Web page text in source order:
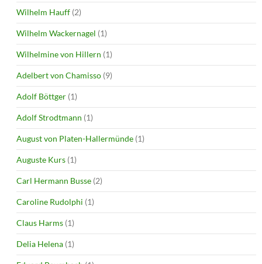
Wilhelm Hauff (2)
Wilhelm Wackernagel (1)
Wilhelmine von Hillern (1)
Adelbert von Chamisso (9)
Adolf Böttger (1)
Adolf Strodtmann (1)
August von Platen-Hallermünde (1)
Auguste Kurs (1)
Carl Hermann Busse (2)
Caroline Rudolphi (1)
Claus Harms (1)
Delia Helena (1)